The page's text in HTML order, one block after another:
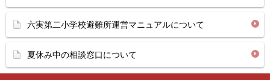
六実第二小学校避難所運営マニュアルについて
夏休み中の相談窓口について